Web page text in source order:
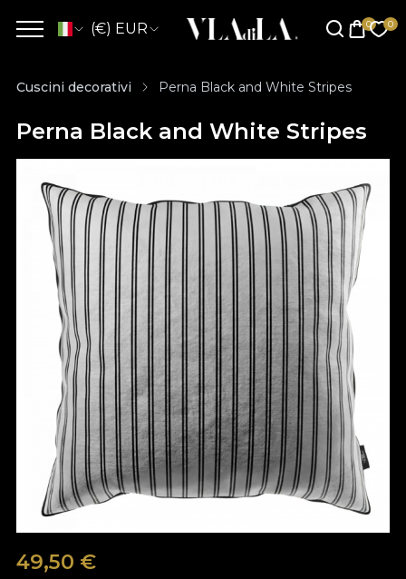
(€) EUR
Cuscini decorativi Perna Black and White Stripes
Perna Black and White Stripes
49,50 €